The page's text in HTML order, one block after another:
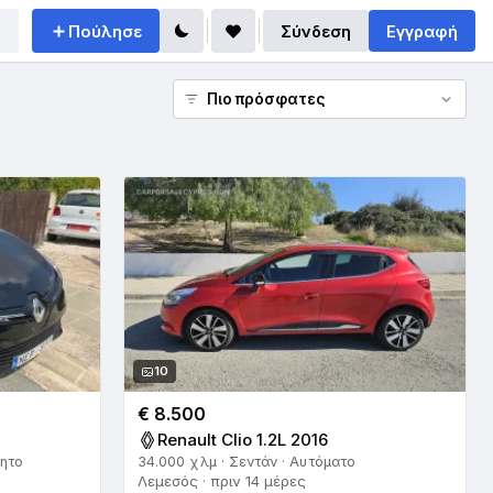
Πούλησε Σύνδεση Εγγραφή
10
€ 8.500
Renault Clio 1.2L 2016
34.000 χλμ · Σεντάν · Αυτόματο
Λεμεσός · πριν 14 μέρες